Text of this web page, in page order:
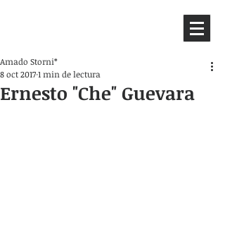
Ernesto "Che" Guevara
Amado Storni*
8 oct 20171 min de lectura